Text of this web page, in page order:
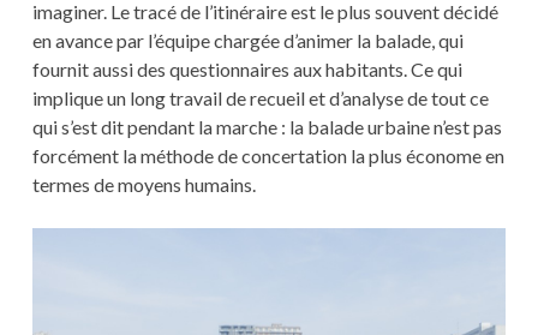
imaginer. Le tracé de l’itinéraire est le plus souvent décidé
en avance par l’équipe chargée d’animer la balade, qui
fournit aussi des questionnaires aux habitants. Ce qui
implique un long travail de recueil et d’analyse de tout ce
qui s’est dit pendant la marche : la balade urbaine n’est pas
forcément la méthode de concertation la plus économe en
termes de moyens humains.